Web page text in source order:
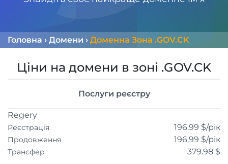
Головна › Домени › Доменна Зона .GOV.CK
Ціни на домени в зоні .GOV.CK
Послуги реєстру
Regery
Реєстрація 196.99 $/рік
Продовження 196.99 $/рік
Трансфер 379.98 $